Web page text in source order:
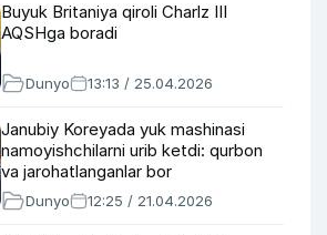
Buyuk Britaniya qiroli Charlz III
AQSHga boradi
Dunyo 13:13 / 25.04.2026
Janubiy Koreyada yuk mashinasi
namoyishchilarni urib ketdi: qurbon
va jarohatlanganlar bor
Dunyo 12:25 / 21.04.2026